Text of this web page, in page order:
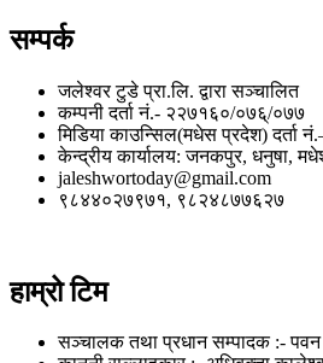
सम्पर्क
जलेश्वर टुडे प्रा.लि. द्वारा सञ्चालित
कम्पनी दर्ता नं.- २२७१६०/०७६्/०७७
मिडिया काउन्सिल(मधेस प्रदेश) दर्ता
केन्द्रीय कार्यालय: जनकपुर, धनुषा,
jaleshwortoday@gmail.com
९८४४०२७९७१, ९८२४८७७६२७
हाम्रो टिम
सञ्चालक तथा प्रधान सम्पादक :-